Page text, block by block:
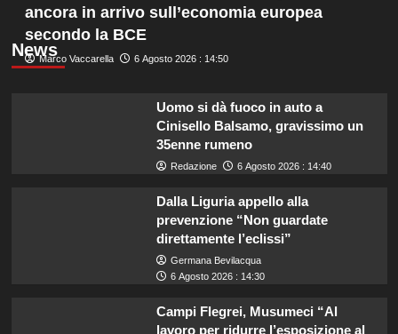
News
ancora in arrivo sull’economia europea
secondo la BCE
Marco Vaccarella 6 Agosto 2026 : 14:50
Uomo si dà fuoco in auto a
Cinisello Balsamo, gravissimo un
35enne rumeno
Redazione 6 Agosto 2026 : 14:40
Dalla Liguria appello alla
prevenzione “Non guardate
direttamente l’eclissi”
Germana Bevilacqua
6 Agosto 2026 : 14:30
Campi Flegrei, Musumeci “Al
lavoro per ridurre l’esposizione al